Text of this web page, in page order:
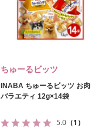
ちゅーるビッツ
INABA ちゅーるビッツ お肉
バラエティ 12g×14袋
5.0 （1）